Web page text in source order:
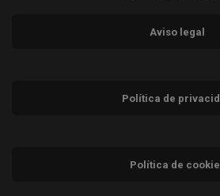
Aviso legal
Política de
Política de